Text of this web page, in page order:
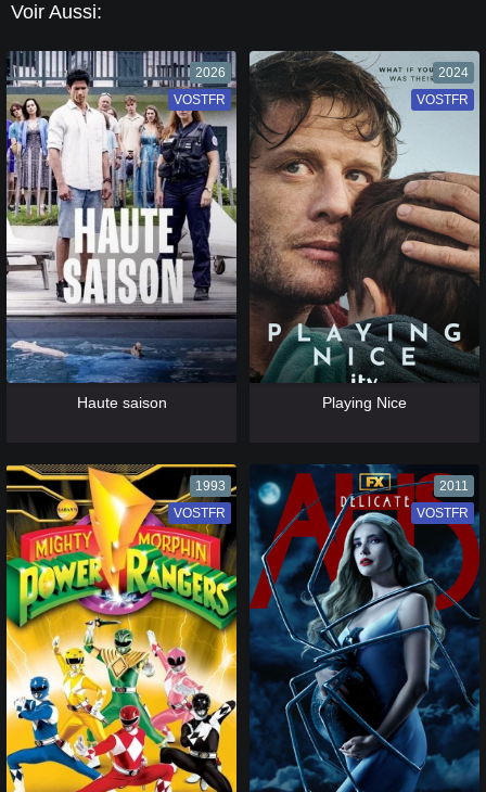
Voir Aussi:
2026
VF
VOSTFR
Haute saison
2024
VF
VOSTFR
Playing Nice
1993
VF
VOSTFR
2011
VF
VOSTFR